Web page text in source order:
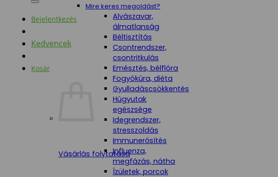
Bejelentkezés
Kedvencek
Kosár
Vásárlás folytatása
Mire keres megoldást?
Alvászavar,
álmatlanság
Béltisztítás
Csontrendszer,
csontritkulás
Emésztés, bélflóra
Fogyókúra, diéta
Gyulladáscsökkentés
Húgyutak
egészsége
Idegrendszer,
stresszoldás
Immunerősítés
Influenza,
megfázás, nátha
Ízületek, porcok